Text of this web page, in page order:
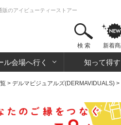
のアイビューティーストアー
検 索 新着
ル会場へ行く 知って得す
> デルマビジュアルズ(DERMAVIDUALS) >